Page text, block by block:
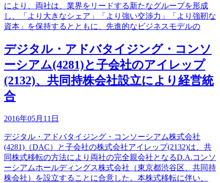
により、両社は、業界をリードする新たなグループを形成
し、「より大きなシェア」「より強い交渉力」「より強靭な
資本」を保持するとともに、先進的なビジネスモデルの
デジタル・アドバタイジング・コンソ
ーシアム(4281)と子会社のアイレップ
(2132)、共同持株会社設立により経営統
合
2016年05月11日
デジタル・アドバタイジング・コンソーシアム株式会社
(4281)（DAC）と子会社の株式会社アイレップ(2132)は、共
同株式移転の方法により両社の完全親会社となるD.A.コンソ
ーシアムホールディングス株式会社（東京都渋谷区、共同持
株会社）を設立することに合意した。本株式移転に伴い、